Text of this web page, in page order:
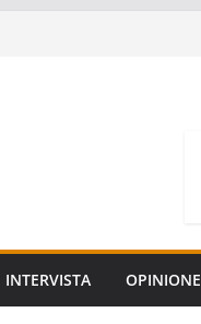
INTERVISTA OPINIONE